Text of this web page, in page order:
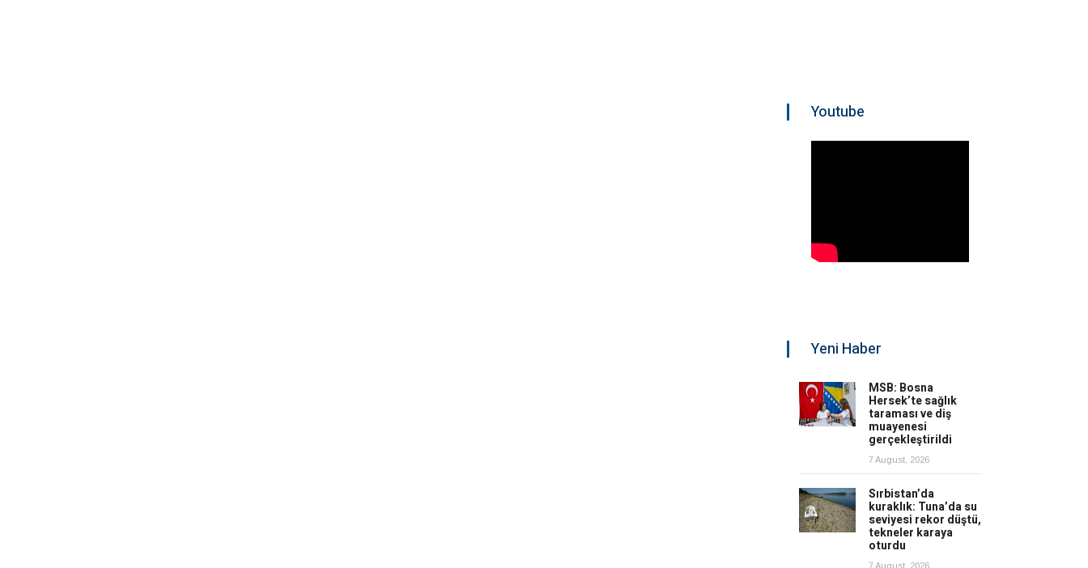
Youtube
Yeni Haber
MSB: Bosna
Hersek’te sağlık
taraması ve diş
muayenesi
gerçekleştirildi
7 August, 2026
Sırbistan’da
kuraklık: Tuna’da su
seviyesi rekor düştü,
tekneler karaya
oturdu
7 August, 2026